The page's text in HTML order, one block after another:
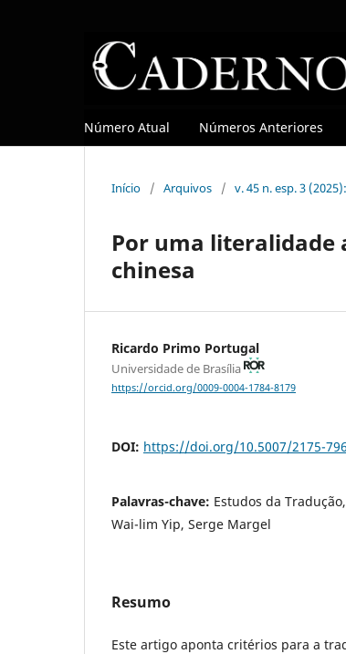
Número Atual Números Anteriores
Início / Arquivos / v. 45 n. esp. 3
Por uma literalidade
chinesa
Ricardo Primo Portugal
Universidade de Brasília
https://orcid.org/0009-0004-1784-8179
DOI: https://doi.org/10.5007/2175-
Palavras-chave: Estudos da
Wai-lim Yip, Serge Margel
Resumo
Este artigo aponta critérios para a